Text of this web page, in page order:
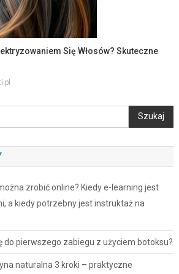
Się Włosów? Skuteczne
Szukaj
zrobić online? Kiedy e-learning jest
a kiedy potrzebny jest instruktaż na
do pierwszego zabiegu z użyciem botoksu?
naturalna 3 kroki – praktyczne